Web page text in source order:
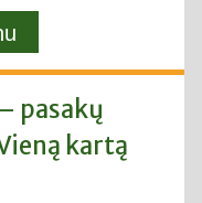
pasakų
kartą